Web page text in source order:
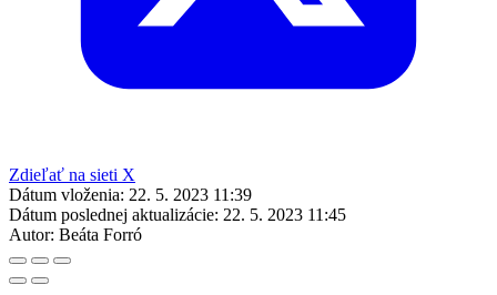
Zdieľať na sieti X
Dátum vloženia: 22. 5. 2023 11:39
Dátum poslednej aktualizácie: 22. 5. 2023 11:45
Autor: Beáta Forró